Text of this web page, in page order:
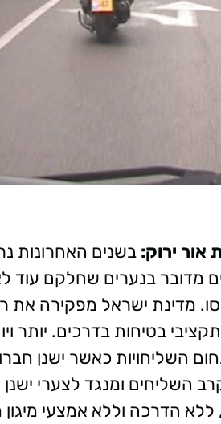
אור ירוק: בשנים האחרונות
מדובר בנערים שחלקם עוד
מדינת ישראל מפקירה את
בטיחות בדרכים. יותר
השליחויות כאשר ישנן
השליחים ומנגד לצערי
ללא הדרכה וללא אמצעי